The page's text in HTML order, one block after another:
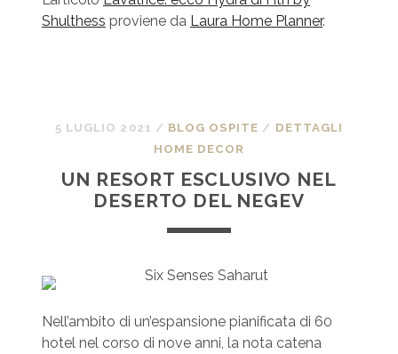
Shulthess proviene da Laura Home Planner.
5 LUGLIO 2021 / BLOG OSPITE / DETTAGLI
HOME DECOR
UN RESORT ESCLUSIVO NEL
DESERTO DEL NEGEV
Nell’ambito di un’espansione pianificata di 60
hotel nel corso di nove anni, la nota catena